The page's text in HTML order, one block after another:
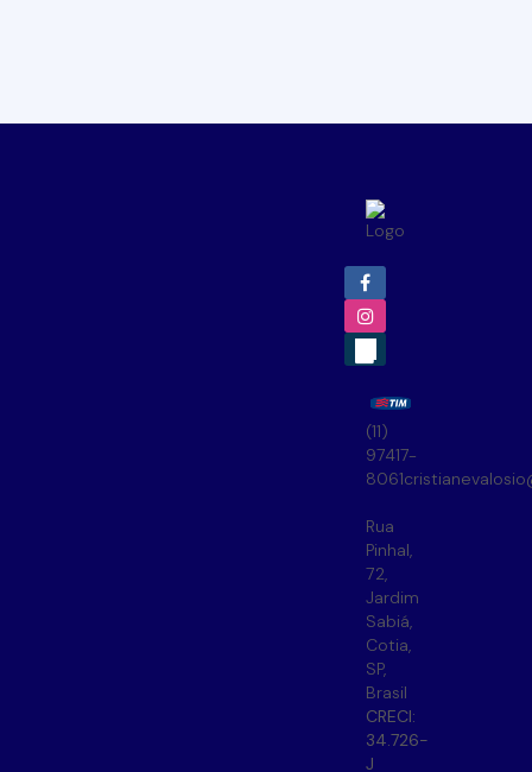
(11)
97417-
8061
Rua
Pinhal,
72,
Jardim
Sabiá,
Cotia,
SP,
Brasil
CRECI:
34.726-
J